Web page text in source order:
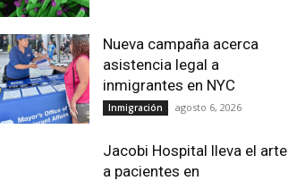
Nueva campaña acerca
asistencia legal a
inmigrantes en NYC
Inmigración agosto 6, 2026
Jacobi Hospital lleva el arte
a pacientes en